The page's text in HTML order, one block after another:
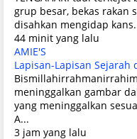
grup besar, bekas rakan
disahkan mengidap
44 minit yang lalu
AMIE'S
Lapisan-Lapisan
meninggalkan gambar
yang meninggalkan
A...
3 jam yang lalu